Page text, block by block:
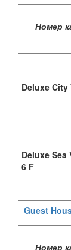
Номер
Deluxe City
Deluxe Sea
6 F
Guest
Номер